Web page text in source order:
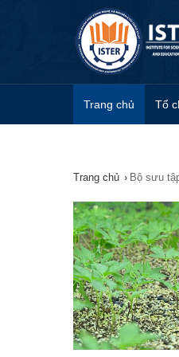
Trang chủ Tổ
Trang chủ › Bộ sưu